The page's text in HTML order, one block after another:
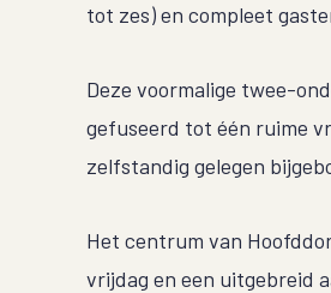
tot zes) en compleet
Deze voormalige twee-
gefuseerd tot één ruime
zelfstandig gelegen
Het centrum van
vrijdag en een uitgebreid